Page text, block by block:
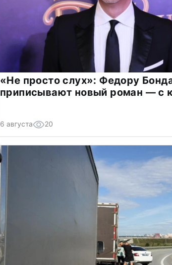
«Не просто слух»: Федору
приписывают новый роман — с
6 августа 20